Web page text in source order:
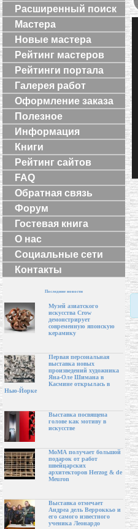
Расширенный поиск
Мастера
Новые мастера
Рейтинг мастеров
Рейтинги портала
Галерея работ
Оформление заказа
Полезное
Информация
Книги
Рейтинг сайтов
FAQ
Обратная связь
Форум
Гостевая книга
О нас
Социальные сети
Контакты
Последние новости
Музей азиатского
искусства Crow
демонстрирует
современную японскую
керамику
Первая персональная
выставка новых
произведений художника
Яна-Оле Шимана в
Касмине открылась в
Нью-Йорке
Выставка посвящена
голове как мотиву в
искусстве
МоМА получает большой
подарок от работ
швейцарских
архитекторов Herzog & de
Meuron
Выставка отмечает
Андреа дель Верроккьо и
его самого известного
ученика Леонардо